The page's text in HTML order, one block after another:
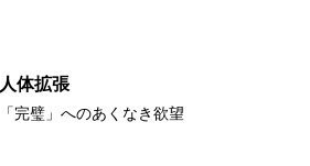
人体拡張
「完璧」へのあくなき欲望